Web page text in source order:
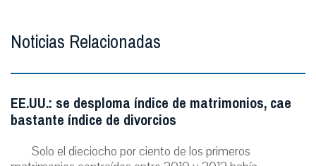
Noticias Relacionadas
EE.UU.: se desploma índice de matrimonios, cae
bastante índice de divorcios
Solo el dieciocho por ciento de los primeros